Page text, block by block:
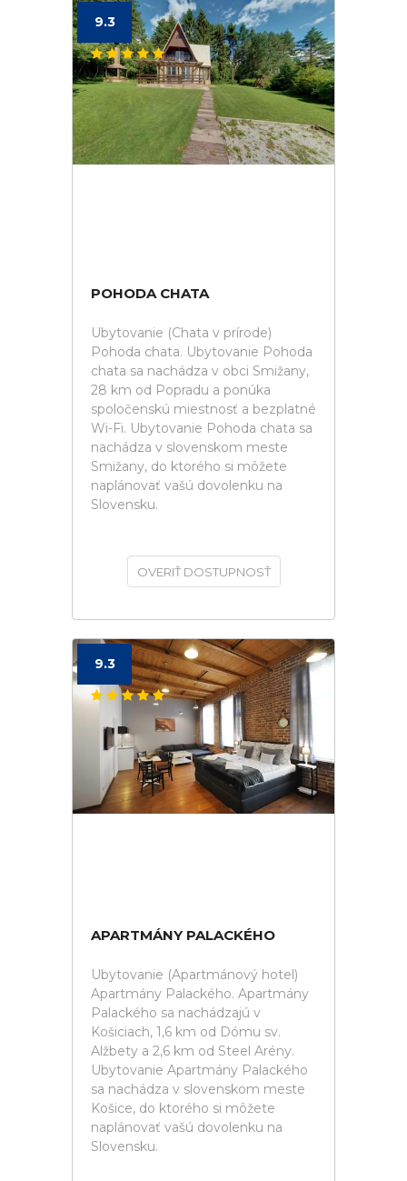
9.3
POHODA CHATA
Ubytovanie (Chata v prírode)
Pohoda chata. Ubytovanie Pohoda
chata sa nachádza v obci Smižany,
28 km od Popradu a ponúka
spoločenskú miestnosť a bezplatné
Wi-Fi. Ubytovanie Pohoda chata sa
nachádza v slovenskom meste
Smižany, do ktorého si môžete
naplánovať vašú dovolenku na
Slovensku.
OVERIŤ DOSTUPNOSŤ
9.3
APARTMÁNY PALACKÉHO
Ubytovanie (Apartmánový hotel)
Apartmány Palackého. Apartmány
Palackého sa nachádzajú v
Košiciach, 1,6 km od Dómu sv.
Alžbety a 2,6 km od Steel Arény.
Ubytovanie Apartmány Palackého
sa nachádza v slovenskom meste
Košice, do ktorého si môžete
naplánovať vašú dovolenku na
Slovensku.